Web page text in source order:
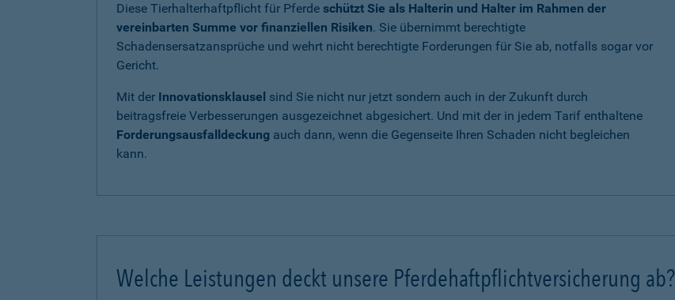
Diese Tierhalterhaftpflicht für Pferde schützt Sie als Halterin und Halter im Rahmen der
vereinbarten Summe vor finanziellen Risiken. Sie übernimmt berechtigte
Schadensersatzansprüche und wehrt nicht berechtigte Forderungen für Sie ab, notfalls sogar vor
Gericht.
Mit der Innovationsklausel sind Sie nicht nur jetzt sondern auch in der Zukunft durch
beitragsfreie Verbesserungen ausgezeichnet abgesichert. Und mit der in jedem Tarif enthaltene
Forderungsausfalldeckung auch dann, wenn die Gegenseite Ihren Schaden nicht begleichen
kann.
Welche Leistungen deckt unsere Pferdehaftpflichtversicherung ab?